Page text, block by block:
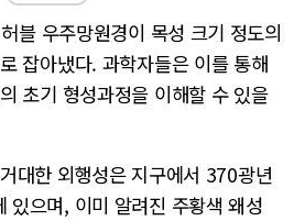
블 우주망원경이 목성 크기 정도의
잡아냈다. 과학자들은 이를 통해
초기 형성과정을 이해할 수 있을
대한 외행성은 지구에서 370광년
있으며, 이미 알려진 주황색 왜성